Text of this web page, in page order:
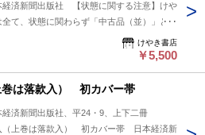
済新聞出版社 【状態に関する注意】けや
全て、状態に関わらず「中古品（並）」と表
「日本の古本屋」は６段階の「状態」表記が
が、当店の扱う商品の特質上、状態の簡易な
は考慮にいれないで下さい。痛みなどの瑕
題なく良好とお考え下さい。:
けやき書店
￥5,500
は落款入） 初カバー帯
済新聞出版社、平24・9、上下二冊
（上巻は落款入） 初カバー帯 日本経済新